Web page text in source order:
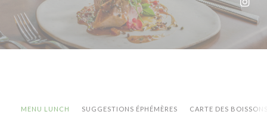
MENU LUNCH SUGGESTIONS ÉPHÉMÈRES CARTE DES